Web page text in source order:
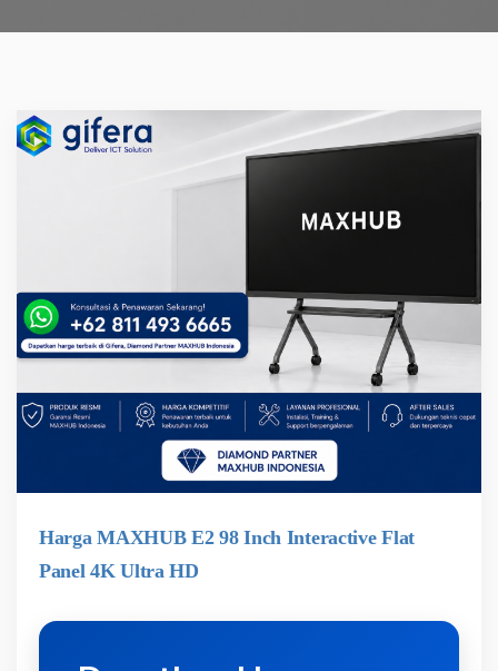
Harga MAXHUB E2 98 Inch Interactive Flat
Panel 4K Ultra HD